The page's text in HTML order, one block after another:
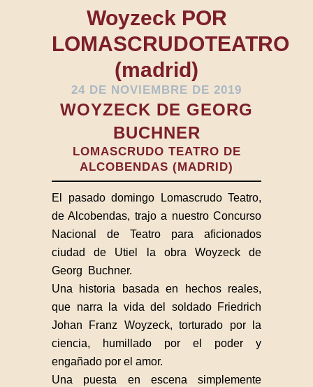
Woyzeck POR
LOMASCRUDOTEATRO
(madrid)
24 DE NOVIEMBRE DE 2019
WOYZECK DE GEORG
BUCHNER
LOMASCRUDO TEATRO DE
ALCOBENDAS (MADRID)
El pasado domingo Lomascrudo Teatro,
de Alcobendas, trajo a nuestro Concurso
Nacional de Teatro para aficionados
ciudad de Utiel la obra Woyzeck de
Georg Buchner.
Una historia basada en hechos reales,
que narra la vida del soldado Friedrich
Johan Franz Woyzeck, torturado por la
ciencia, humillado por el poder y
engañado por el amor.
Una puesta en escena simplemente